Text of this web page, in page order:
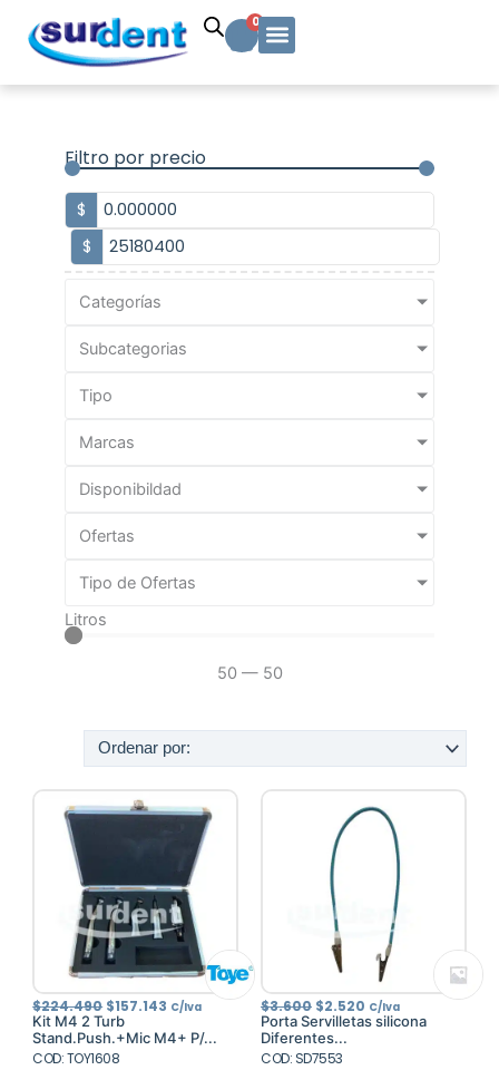
contenido
0
Carrito
Filtro por precio
$
$
Categorías
Subcategorias
Tipo
Marcas
Disponibildad
Ofertas
Tipo de Ofertas
Litros
50 — 50
$224.490 El
precio
original
era:
$224.490.
$157.143 El
precio
actual
es:
C/Iva
Kit M4 2 Turb
Stand.Push.+Mic M4+ P/...
COD: TOY1608
$3.600 El
precio
original
era:
$3.600.
$2.520 El
precio
actual
C/Iva
Porta Servilletas silicona
Diferentes...
COD: SD7553